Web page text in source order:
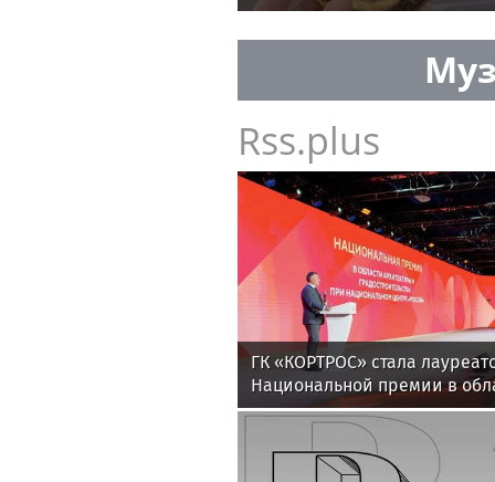
Rss.plus
ГК «КОРТРОС» стала
Национальной премии в
и градостроительства за
«Академический»